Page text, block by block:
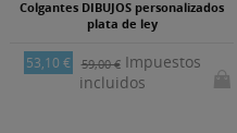
Colgantes DIBUJOS personalizados
plata de ley
53,10 € 59,00 €Impuestos
incluidos